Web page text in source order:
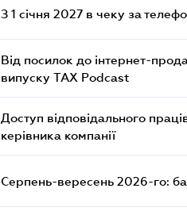
З 1 січня 2027 в чеку за
Від посилок до інтернет-
випуску TAX Podcast
Доступ відповідального
керівника компанії
Серпень-вересень 2026-го: